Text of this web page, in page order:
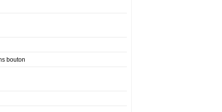
bouton